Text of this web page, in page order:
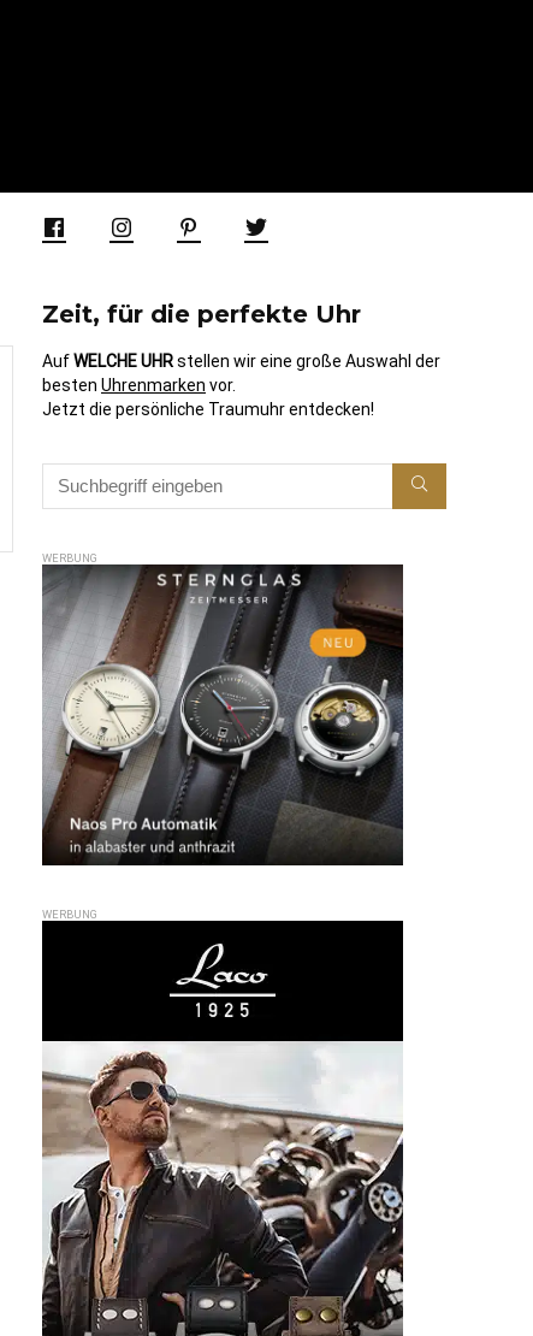
Zeit, für die perfekte Uhr
AufWELCHE UHRstellen wir eine große Auswahl der
besten Uhrenmarken vor.
Jetzt die persönliche Traumuhr entdecken!
WERBUNG
WERBUNG